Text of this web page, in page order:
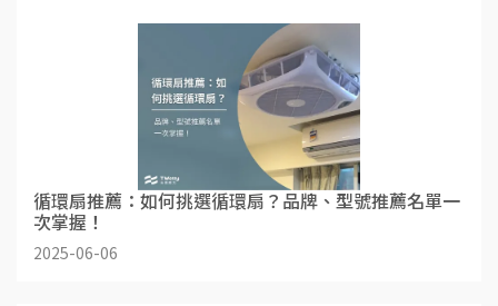
循環扇推薦：如何挑選循環扇？品牌、型號推薦名單一
次掌握！
2025-06-06